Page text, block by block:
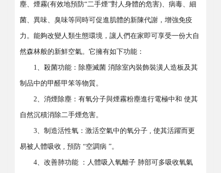
塵、煙霧(有效地預防“二手煙”對人身體的危害)、病毒、細
菌、異味、臭味等同時可促進肌體的新陳代謝，增強免疫
力。能夠改變人類生態環境，讓人們在家即可享受一份大自
然森林般的新鮮空氣。它擁有如下功能：
1、殺菌功能：除塵滅菌 消除室內裝飾裝潢人造板及其
制品中的甲醛甲笨等物質。
2、消煙除塵：有氧分子與煙霧粉塵進行電極中和 使其
自然沉積消除二手煙危害。
3、制造活性氧：激活空氣中的氧分子 , 使其活躍而更
易被人體吸收 , 預防 “空調病 ”。
4、改善肺功能 ：人體吸入氧離子 肺部可多吸收氧氣